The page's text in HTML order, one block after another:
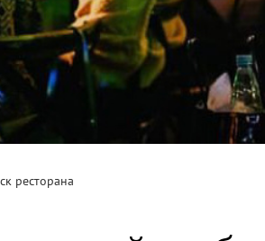
ресторана